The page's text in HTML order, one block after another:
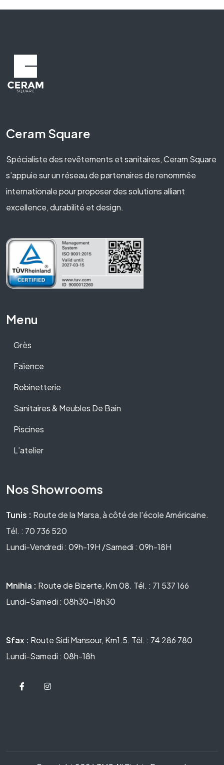
Ceram Square
Spécialiste des revêtements et sanitaires, Ceram Square
s’appuie sur un réseau de partenaires de renommée
internationale pour proposer des solutions alliant
excellence, durabilité et design.
Menu
Grès
Faïence
Robinetterie
Sanitaires & Meubles De Bain
Piscines
L’atelier
Nos Showrooms
Tunis : Route de la Marsa, à côté de l'école Américaine.
Tél. : 70 736 520
Lundi-Vendredi : 09h-19H /Samedi : 09h-18H
Mnihla : Route de Bizerte, Km 08. Tél. : 71 537 166
Lundi-Samedi : 08h30-18h30
Sfax : Route Sidi Mansour, Km1.5. Tél. : 74 286 780
Lundi-Samedi : 08h-18h